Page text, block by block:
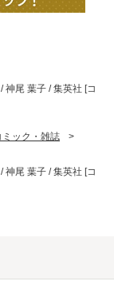
神尾 葉子 / 集英社 [コ
ミック・雑誌
>
神尾 葉子 / 集英社 [コ